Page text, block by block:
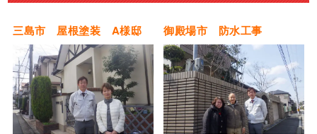
三島市 屋根塗装 A様邸 御殿場市 防水工事